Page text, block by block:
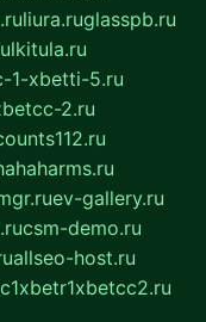
liura.ruglasspb.ru
1-xbetti-5.ru
2.ru
ev-gallery.ru
csm-demo.ru
allseo-host.ru